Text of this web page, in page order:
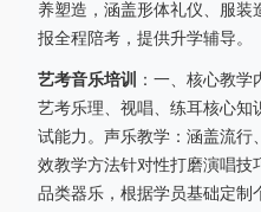
养塑造，涵盖形体礼仪、服
报全程陪考，提供升学辅导。
艺考音乐培训
：一、核心教
艺考乐理、视唱、练耳核心知
试能力。声乐教学：涵盖流行
效教学方法针对性打磨演唱技
品类器乐，根据学员基础定制